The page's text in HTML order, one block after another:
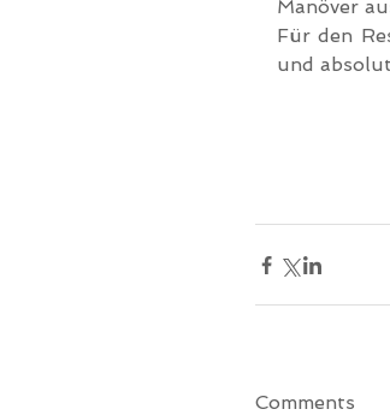
Manöver
Für den
und
Comments